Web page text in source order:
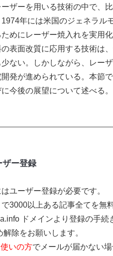
ザーを用いる技術の中で、
年には米国のジェネラル
めにレーザー焼入れを実用
表面改質に応用する技術は
ない。しかしながら、レー
開発が進められている。本節
今後の展望について述べる。
ー登録
ユーザー登録が必要です。
3000以上ある記事全てを無
ドメインより登録の手続
解除をお願いします。
いの方でメールが届かない場